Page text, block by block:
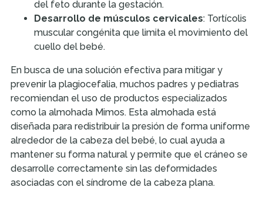
del feto durante la gestación.
Desarrollo de músculos cervicales: Tortícolis
muscular congénita que limita el movimiento del
cuello del bebé.
En busca de una solución efectiva para mitigar y
prevenir la plagiocefalia, muchos padres y pediatras
recomiendan el uso de productos especializados
como la almohada Mimos. Esta almohada está
diseñada para redistribuir la presión de forma uniforme
alrededor de la cabeza del bebé, lo cual ayuda a
mantener su forma natural y permite que el cráneo se
desarrolle correctamente sin las deformidades
asociadas con el síndrome de la cabeza plana.